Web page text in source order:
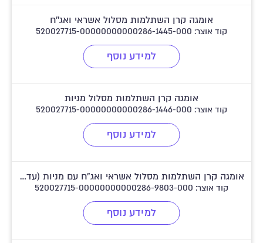
אומגה קרן השתלמות מסלול אשראי ואג''ח
קוד אוצר: 520027715-00000000000286-1445-000
למידע נוסף
אומגה קרן השתלמות מסלול מניות
קוד אוצר: 520027715-00000000000286-1446-000
למידע נוסף
אומגה קרן השתלמות מסלול אשראי ואג"ח עם מניות (עד 25 אחוז מניות)
קוד אוצר: 520027715-00000000000286-9803-000
למידע נוסף